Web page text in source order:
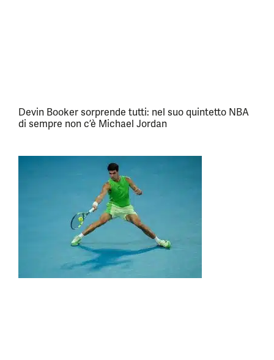
Devin Booker sorprende tutti: nel suo quintetto NBA
di sempre non c’è Michael Jordan